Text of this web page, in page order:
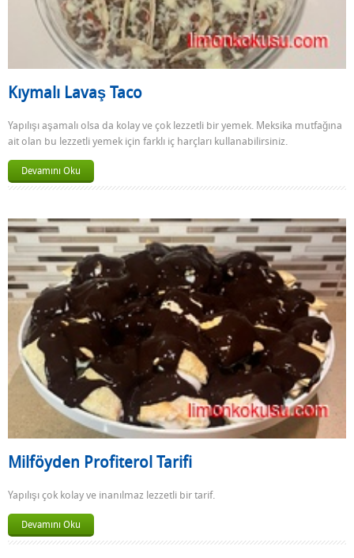
Kıymalı Lavaş Taco
Yapılışı aşamalı olsa da kolay ve çok lezzetli bir yemek. Meksika mutfağına
ait olan bu lezzetli yemek için farklı iç harçları kullanabilirsiniz.
Devamını Oku
Milföyden Profiterol Tarifi
Yapılışı çok kolay ve inanılmaz lezzetli bir tarif.
Devamını Oku